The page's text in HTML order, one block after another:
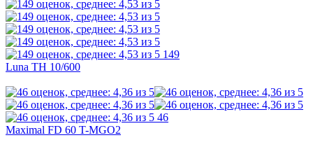
149
Luna TH 10/600
46
Maximal FD 60 T-MGO2